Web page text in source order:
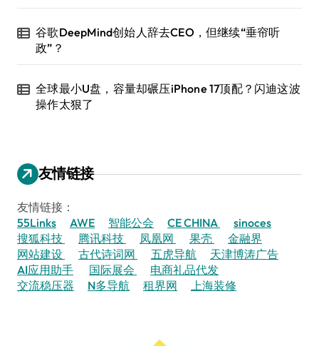
谷歌DeepMind创始人辞去CEO，但继续“垂帘听
政”？
全球最小U盘，容量却碾压iPhone 17顶配？闪迪这波
操作太狠了
友情链接
友情链接：
55Links
AWE 智能公会 CE CHINA
sinoces
搜狐科技
腾讯科技 凤凰网 果壳
金融界
网站建设
古代诗词网 五虎导航
天津博涛广告
AI应用助手
国际展会
电商礼品代发
交流稳压器
N多导航 租界网 上海装修